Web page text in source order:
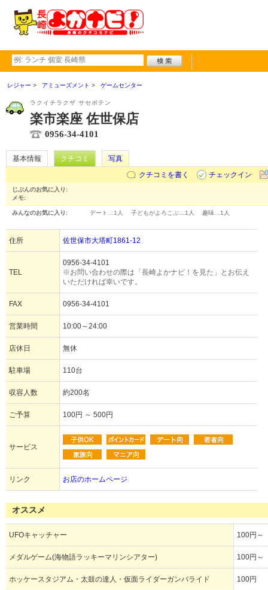
レジャー アミューズメント ゲームセンター
ラクイチラクザ サセボテン
楽市楽座 佐世保店
0956-34-4101
基本情報 クチコミ
写真
クチコミを書く
チェックイン
じぶんのお気に入り:
メモ:
みんなのお気に入り: デート… 1人 子どもがよろこぶ… 1人 趣味… 1人
住所 佐世保市大塔町1861-12
TEL
0956-34-4101
※お問い合わせの際は「長崎よかナビ！を見た」とお伝え
いただければ幸いです。
FAX 0956-34-4101
営業時間 10:00～24:00
店休日 無休
駐車場 110台
収容人数 約200名
ご予算 100円 ～ 500円
サービス
リンク お店のホームページ
オススメ
UFOキャッチャー 100円～
メダルゲーム(海物語ラッキーマリンシアター) 100円～
ホッケースタジアム・太鼓の達人・仮面ライダーガンバライド 100円